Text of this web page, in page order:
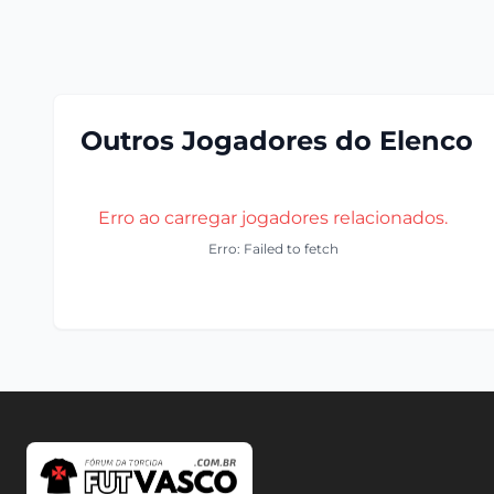
Outros Jogadores do Elenco
Erro ao carregar jogadores relacionados.
Erro: Failed to fetch